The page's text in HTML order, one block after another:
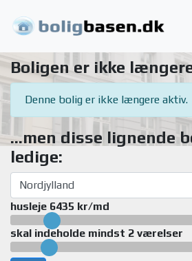
Boligen er ikke
Denne bolig er ikke længere aktiv.
...men disse lignende
ledige:
husleje 6435 kr/md
skal indeholde mindst 2 værelser